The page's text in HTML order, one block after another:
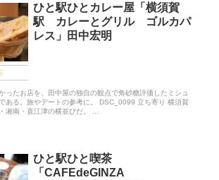
ひと駅ひとカレー屋「横須賀
駅 カレーとグリル ゴルカパ
レス」田中宏明
ったお店を、田中屋の独自の観点で角砂糖評価したミシュ
ある。旅やデートの参考に。 DSC_0099 立ち寄り 横須賀
湘南・直江津の横並びだ。 ...
ひと駅ひと喫茶
「CAFEdeGINZA